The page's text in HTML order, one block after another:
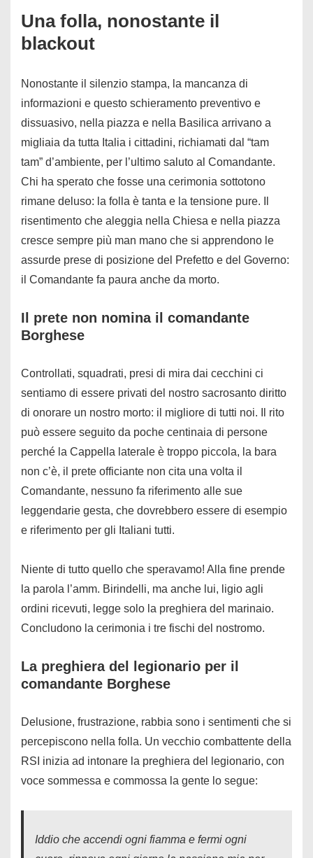
Una folla, nonostante il
blackout
Nonostante il silenzio stampa, la mancanza di
informazioni e questo schieramento preventivo e
dissuasivo, nella piazza e nella Basilica arrivano a
migliaia da tutta Italia i cittadini, richiamati dal “tam
tam” d’ambiente, per l’ultimo saluto al Comandante.
Chi ha sperato che fosse una cerimonia sottotono
rimane deluso: la folla è tanta e la tensione pure. Il
risentimento che aleggia nella Chiesa e nella piazza
cresce sempre più man mano che si apprendono le
assurde prese di posizione del Prefetto e del Governo:
il Comandante fa paura anche da morto.
Il prete non nomina il comandante
Borghese
Controllati, squadrati, presi di mira dai cecchini ci
sentiamo di essere privati del nostro sacrosanto diritto
di onorare un nostro morto: il migliore di tutti noi. Il rito
può essere seguito da poche centinaia di persone
perché la Cappella laterale è troppo piccola, la bara
non c’è, il prete officiante non cita una volta il
Comandante, nessuno fa riferimento alle sue
leggendarie gesta, che dovrebbero essere di esempio
e riferimento per gli Italiani tutti.
Niente di tutto quello che speravamo! Alla fine prende
la parola l’amm. Birindelli, ma anche lui, ligio agli
ordini ricevuti, legge solo la preghiera del marinaio.
Concludono la cerimonia i tre fischi del nostromo.
La preghiera del legionario per il
comandante Borghese
Delusione, frustrazione, rabbia sono i sentimenti che si
percepiscono nella folla. Un vecchio combattente della
RSI inizia ad intonare la preghiera del legionario, con
voce sommessa e commossa la gente lo segue:
Iddio che accendi ogni fiamma e fermi ogni